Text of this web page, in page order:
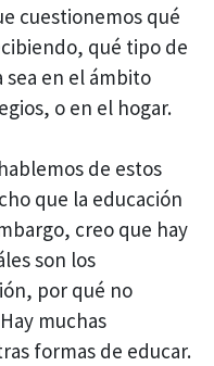
cuestionemos qué
qué tipo de
sea en el ámbito
o en el hogar.
de estos
que la educación
creo que hay
son los
por qué no
muchas
formas de educar.